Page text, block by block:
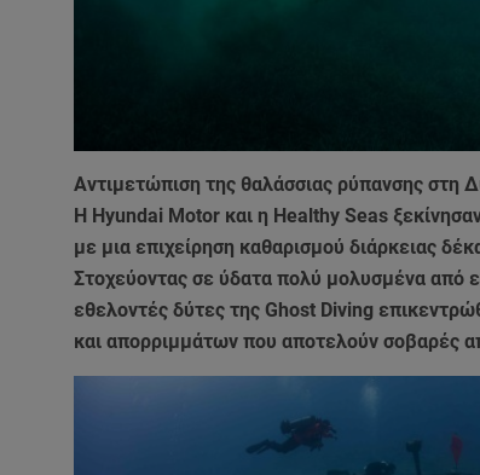
Αντιμετώπιση της θαλάσσιας ρύπανσης στη
Η Hyundai Motor και η Healthy Seas
με μια επιχείρηση καθαρισμού διάρκειας
Στοχεύοντας σε ύδατα πολύ μολυσμένα από
εθελοντές δύτες της Ghost Diving
και απορριμμάτων που αποτελούν σοβαρές